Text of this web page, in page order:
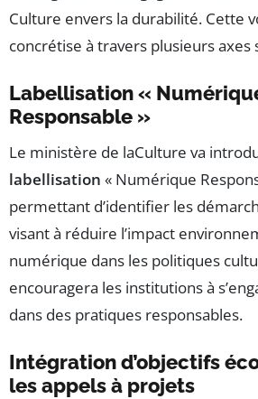
Culture envers la durabilité. Cette
concrétise à travers plusieurs axes
Labellisation «
Responsable »
Le ministère de laCulture va
labellisation « Numérique
permettant d’identifier les
visant à réduire l’impact
numérique dans les politiques
encouragera les institutions à
dans des pratiques responsables.
Intégration d’objectifs
les appels à projets